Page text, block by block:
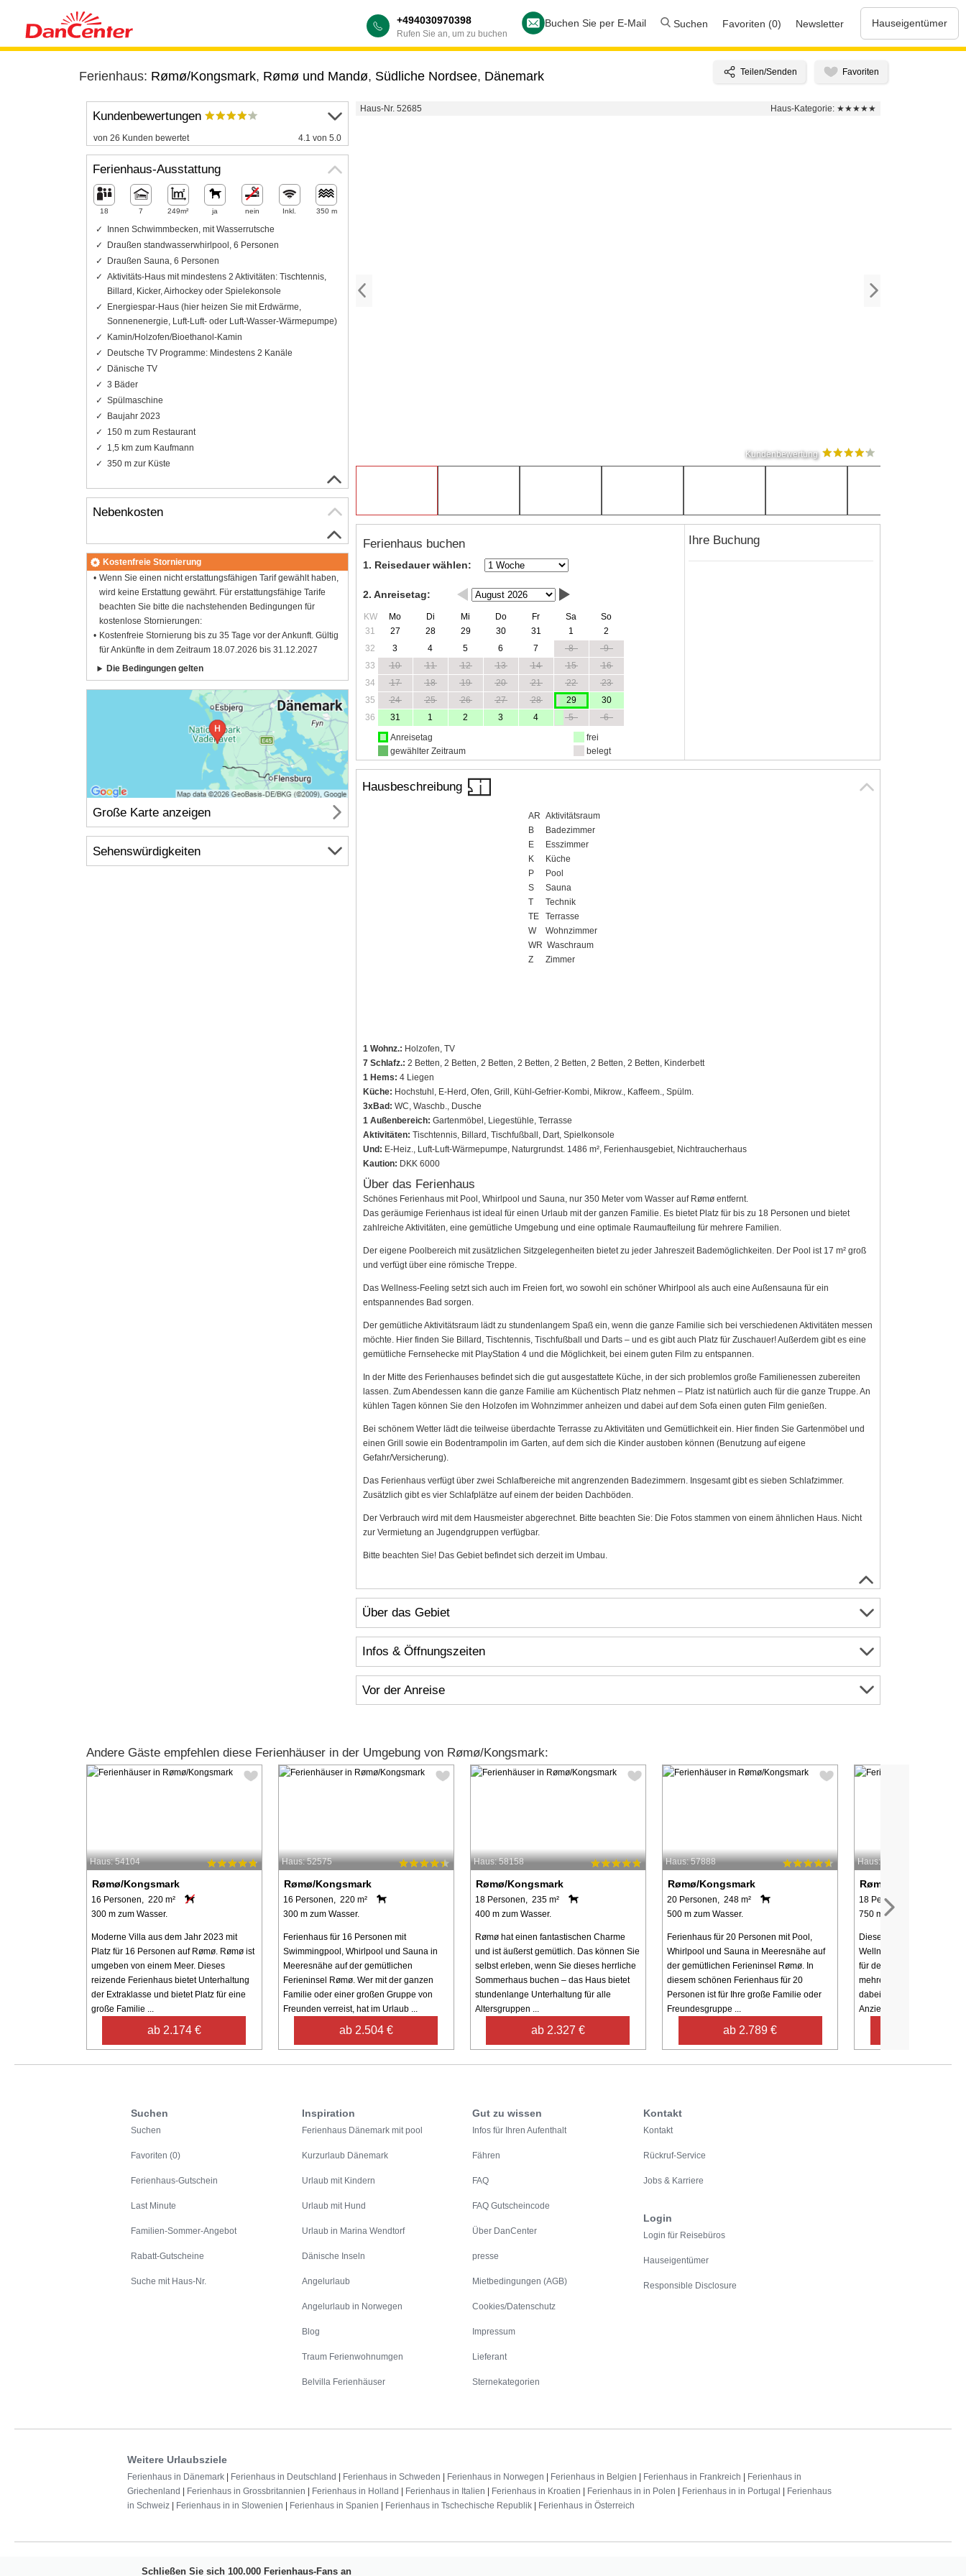
+494030970398
Rufen Sie an, um zu buchen
Buchen Sie per E-Mail Suchen Favoriten (0) Newsletter Hauseigentümer
Ferienhaus: Rømø/Kongsmark, Rømø und Mandø, Südliche Nordsee, Dänemark
Haus-Nr. 52685 Haus-Kategorie: ★★★★★
Kundenbewertung
Ferienhaus buchen
1. Reisedauer wählen:
2. Anreisetag:
KW Mo Di Mi Do Fr Sa
So
31
27 28 29 30 31 1
2
32
3 4 5 6 7 8
9
33
10 11 12 13 14 15
16
34
17 18 19 20 21 22
23
35
24 25 26 27 28 29
30
36
31 1 2 3 4 5
6
Anreisetag
gewählter Zeitraum
frei
belegt
Ihre Buchung
Hausbeschreibung
AR Aktivitätsraum
B
Badezimmer
E
Esszimmer
K
Küche
P
Pool
S
Sauna
T
Technik
TE
Terrasse
W
Wohnzimmer
WR Waschraum
Z
Zimmer
1 Wohnz.: Holzofen, TV
7 Schlafz.: 2 Betten, 2 Betten, 2 Betten, 2 Betten, 2 Betten, 2 Betten, 2 Betten, Kinderbett
1 Hems: 4 Liegen
Küche: Hochstuhl, E-Herd, Ofen, Grill, Kühl-Gefrier-Kombi, Mikrow., Kaffeem., Spülm.
3xBad: WC, Waschb., Dusche
1 Außenbereich: Gartenmöbel, Liegestühle, Terrasse
Aktivitäten: Tischtennis, Billard, Tischfußball, Dart, Spielkonsole
Und: E-Heiz., Luft-Luft-Wärmepumpe, Naturgrundst. 1486 m², Ferienhausgebiet, Nichtraucherhaus
Kaution: DKK 6000
Über das Ferienhaus
Schönes Ferienhaus mit Pool, Whirlpool und Sauna, nur 350 Meter vom Wasser auf Rømø entfernt.
Das geräumige Ferienhaus ist ideal für einen Urlaub mit der ganzen Familie. Es bietet Platz für bis zu 18 Personen und bietet
zahlreiche Aktivitäten, eine gemütliche Umgebung und eine optimale Raumaufteilung für mehrere Familien.
Der eigene Poolbereich mit zusätzlichen Sitzgelegenheiten bietet zu jeder Jahreszeit Bademöglichkeiten. Der Pool ist 17 m² groß
und verfügt über eine römische Treppe.
Das Wellness-Feeling setzt sich auch im Freien fort, wo sowohl ein schöner Whirlpool als auch eine Außensauna für ein
entspannendes Bad sorgen.
Der gemütliche Aktivitätsraum lädt zu stundenlangem Spaß ein, wenn die ganze Familie sich bei verschiedenen Aktivitäten messen
möchte. Hier finden Sie Billard, Tischtennis, Tischfußball und Darts – und es gibt auch Platz für Zuschauer! Außerdem gibt es eine
gemütliche Fernsehecke mit PlayStation 4 und die Möglichkeit, bei einem guten Film zu entspannen.
In der Mitte des Ferienhauses befindet sich die gut ausgestattete Küche, in der sich problemlos große Familienessen zubereiten
lassen. Zum Abendessen kann die ganze Familie am Küchentisch Platz nehmen – Platz ist natürlich auch für die ganze Truppe. An
kühlen Tagen können Sie den Holzofen im Wohnzimmer anheizen und dabei auf dem Sofa einen guten Film genießen.
Bei schönem Wetter lädt die teilweise überdachte Terrasse zu Aktivitäten und Gemütlichkeit ein. Hier finden Sie Gartenmöbel und
einen Grill sowie ein Bodentrampolin im Garten, auf dem sich die Kinder austoben können (Benutzung auf eigene
Gefahr/Versicherung).
Das Ferienhaus verfügt über zwei Schlafbereiche mit angrenzenden Badezimmern. Insgesamt gibt es sieben Schlafzimmer.
Zusätzlich gibt es vier Schlafplätze auf einem der beiden Dachböden.
Der Verbrauch wird mit dem Hausmeister abgerechnet. Bitte beachten Sie: Die Fotos stammen von einem ähnlichen Haus. Nicht
zur Vermietung an Jugendgruppen verfügbar.
Bitte beachten Sie! Das Gebiet befindet sich derzeit im Umbau.
Über das Gebiet
Infos & Öffnungszeiten
Vor der Anreise
Kundenbewertungen
von 26 Kunden bewertet 4.1 von 5.0
Ferienhaus-Ausstattung
18 7 249m² ja nein Inkl. 350 m
Innen Schwimmbecken, mit Wasserrutsche
Draußen standwasserwhirlpool, 6 Personen
Draußen Sauna, 6 Personen
Aktivitäts-Haus mit mindestens 2 Aktivitäten: Tischtennis,
Billard, Kicker, Airhockey oder Spielekonsole
Energiespar-Haus (hier heizen Sie mit Erdwärme,
Sonnenenergie, Luft-Luft- oder Luft-Wasser-Wärmepumpe)
Kamin/Holzofen/Bioethanol-Kamin
Deutsche TV Programme: Mindestens 2 Kanäle
Dänische TV
3 Bäder
Spülmaschine
Baujahr 2023
150 m zum Restaurant
1,5 km zum Kaufmann
350 m zur Küste
Nebenkosten
Kostenfreie Stornierung
Wenn Sie einen nicht erstattungsfähigen Tarif gewählt haben,
wird keine Erstattung gewährt. Für erstattungsfähige Tarife
beachten Sie bitte die nachstehenden Bedingungen für
kostenlose Stornierungen:
Kostenfreie Stornierung bis zu 35 Tage vor der Ankunft. Gültig
für Ankünfte in dem Zeitraum 18.07.2026 bis 31.12.2027
Die Bedingungen gelten
Große Karte anzeigen
Sehenswürdigkeiten
Andere Gäste empfehlen diese Ferienhäuser in der Umgebung von Rømø/Kongsmark:
Haus: 54104
Rømø/Kongsmark
16 Personen, 220 m²
300 m zum Wasser.
Moderne Villa aus dem Jahr 2023 mit
Platz für 16 Personen auf Rømø. Rømø ist
umgeben von einem Meer. Dieses
reizende Ferienhaus bietet Unterhaltung
der Extraklasse und bietet Platz für eine
große Familie ...
ab 2.174 €
Haus: 52575
Rømø/Kongsmark
16 Personen, 220 m²
300 m zum Wasser.
Ferienhaus für 16 Personen mit
Swimmingpool, Whirlpool und Sauna in
Meeresnähe auf der gemütlichen
Ferieninsel Rømø. Wer mit der ganzen
Familie oder einer großen Gruppe von
Freunden verreist, hat im Urlaub ...
ab 2.504 €
Haus: 58158
Rømø/Kongsmark
18 Personen, 235 m²
400 m zum Wasser.
Rømø hat einen fantastischen Charme
und ist äußerst gemütlich. Das können Sie
selbst erleben, wenn Sie dieses herrliche
Sommerhaus buchen – das Haus bietet
stundenlange Unterhaltung für alle
Altersgruppen ...
ab 2.327 €
Haus: 57888
Rømø/Kongsmark
20 Personen, 248 m²
500 m zum Wasser.
Ferienhaus für 20 Personen mit Pool,
Whirlpool und Sauna in Meeresnähe auf
der gemütlichen Ferieninsel Rømø. In
diesem schönen Ferienhaus für 20
Personen ist für Ihre große Familie oder
Freundesgruppe ...
ab 2.789 €
Haus: 33739
Rømø/Kongsmark
18 Personen, 275 m²
750 m zum Wasser.
Dieses geräumige
Wellnessbereich eignet
für den gemeinsamen
mehreren Familien. Der
dabei natürlich ein
Anziehungspunkt! Es ...
Suchen
Suchen
Favoriten (0)
Ferienhaus-Gutschein
Last Minute
Familien-Sommer-Angebot
Rabatt-Gutscheine
Suche mit Haus-Nr.
Inspiration
Ferienhaus Dänemark mit pool
Kurzurlaub Dänemark
Urlaub mit Kindern
Urlaub mit Hund
Urlaub in Marina Wendtorf
Dänische Inseln
Angelurlaub
Angelurlaub in Norwegen
Blog
Traum Ferienwohnumgen
Belvilla Ferienhäuser
Gut zu wissen
Infos für Ihren Aufenthalt
Fähren
FAQ
FAQ Gutscheincode
Über DanCenter
presse
Mietbedingungen (AGB)
Cookies/Datenschutz
Impressum
Lieferant
Sternekategorien
Kontakt
Kontakt
Rückruf-Service
Jobs & Karriere
Login
Login für Reisebüros
Hauseigentümer
Responsible Disclosure
Weitere Urlaubsziele
Ferienhaus in Dänemark Ferienhaus in Deutschland Ferienhaus in Schweden Ferienhaus in Norwegen Ferienhaus in Belgien Ferienhaus in Frankreich
Ferienhaus in
Griechenland
Ferienhaus in Grossbritannien Ferienhaus in Holland Ferienhaus in Italien Ferienhaus in Kroatien Ferienhaus in in Polen Ferienhaus in in Portugal
Ferienhaus
in Schweiz
Ferienhaus in in Slowenien Ferienhaus in Spanien Ferienhaus in Tschechische Republik Ferienhaus in Österreich
Schließen Sie sich 100.000 Ferienhaus-Fans an